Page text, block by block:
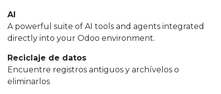
AI
A powerful suite of AI tools and agents integrated
directly into your Odoo environment.
Reciclaje de datos
Encuentre registros antiguos y archívelos o
eliminarlos